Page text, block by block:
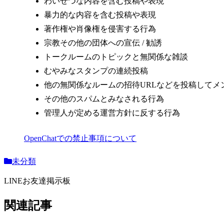
暴力的な内容を含む投稿や表現
著作権や肖像権を侵害する行為
宗教その他の団体への宣伝 / 勧誘
トークルームのトピックと無関係な雑談
むやみなスタンプの連続投稿
他の無関係なルームの招待URLなどを投稿してメ
その他のスパムとみなされる行為
管理人が定める運営方針に反する行為
OpenChatでの禁止事項について
未分類
LINEお友達掲示板
関連記事